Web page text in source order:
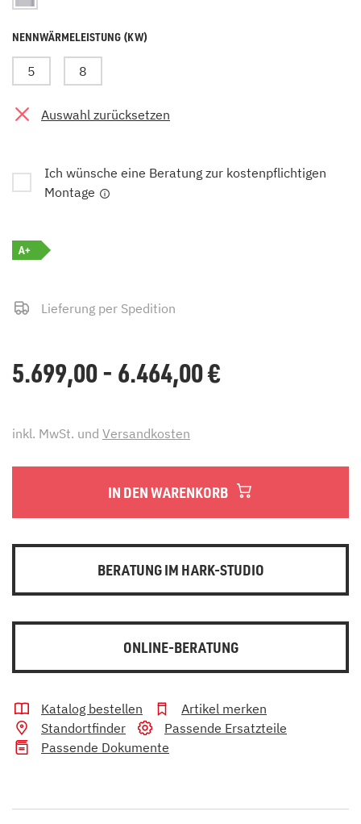
NENNWÄRMELEISTUNG (KW)
5 8
Auswahl zurücksetzen
Ich wünsche eine Beratung zur kostenpflichtigen
Montage
A+
Lieferung per Spedition
5.699,00 - 6.464,00€
inkl. MwSt. und Versandkosten
IN DEN WARENKORB
BERATUNG IM HARK-STUDIO
ONLINE-BERATUNG
Katalog bestellen
Artikel merken
Standortfinder
Passende Ersatzteile
Passende Dokumente